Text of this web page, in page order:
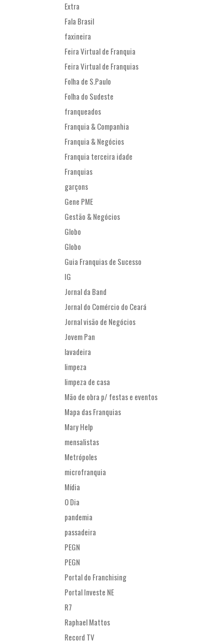
Extra
Fala Brasil
faxineira
Feira Virtual de Franquia
Feira Virtual de Franquias
Folha de S.Paulo
Folha do Sudeste
franqueados
Franquia & Companhia
Franquia & Negócios
Franquia terceira idade
Franquias
garçons
Gene PME
Gestão & Negócios
Globo
Globo
Guia Franquias de Sucesso
IG
Jornal da Band
Jornal do Comércio do Ceará
Jornal visão de Negócios
Jovem Pan
lavadeira
limpeza
limpeza de casa
Mão de obra p/ festas e eventos
Mapa das Franquias
Mary Help
mensalistas
Metrópoles
microfranquia
Mídia
O Dia
pandemia
passadeira
PEGN
PEGN
Portal do Franchising
Portal Investe NE
R7
Raphael Mattos
Record TV